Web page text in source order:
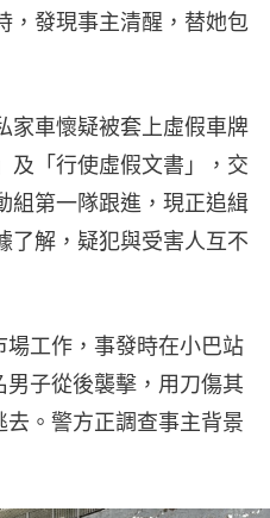
，發現事主清醒，替她包
家車懷疑被套上虛假車牌
及「行使虛假文書」，交
組第一隊跟進，現正追緝
了解，疑犯與受害人互不
工作，事發時在小巴站
子從後襲擊，用刀傷其
。警方正調查事主背景